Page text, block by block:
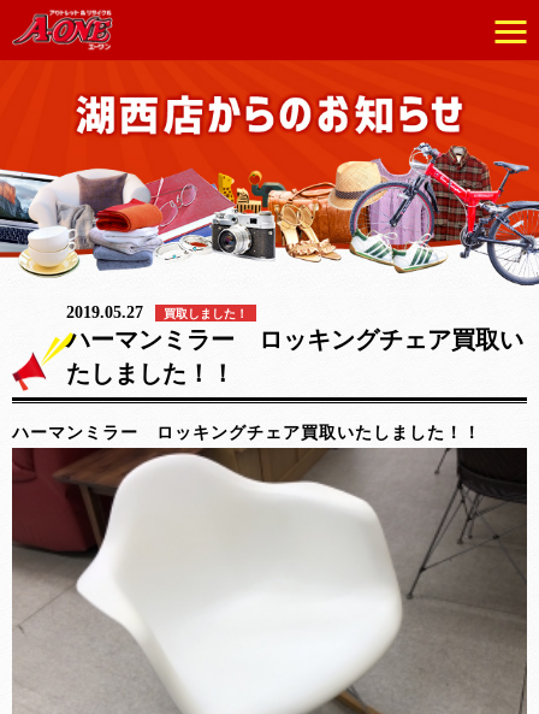
2019.05.27 買取しました！
ハーマンミラー ロッキングチェア買取い
たしました！！
ハーマンミラー ロッキングチェア買取いたしました！！